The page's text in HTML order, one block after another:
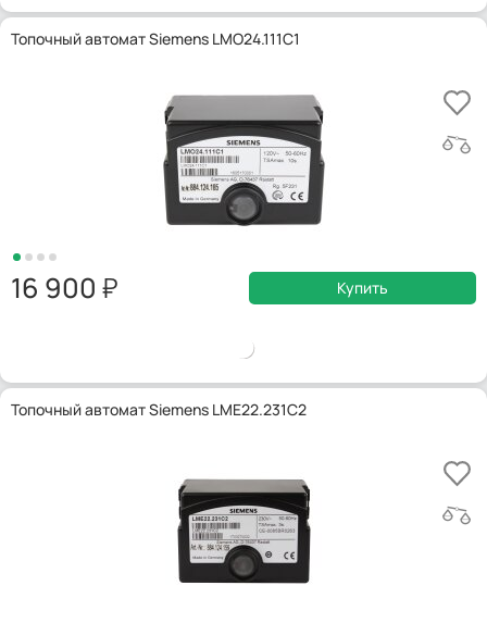
Топочный автомат Siemens LMO24.111C1
16 900 Купить
Топочный автомат Siemens LME22.231C2